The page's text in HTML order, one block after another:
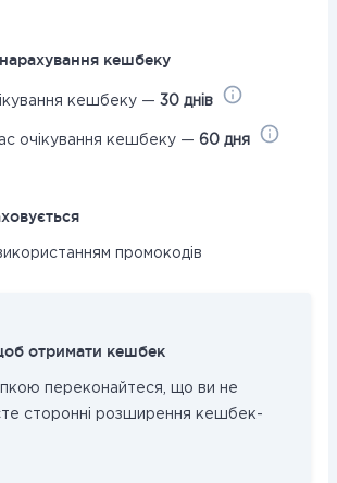
кешбеку
кешбеку — 30 днів
очікування кешбеку — 60 дня
промокодів
отримати кешбек
переконайтеся, що ви не
сторонні розширення кешбек-